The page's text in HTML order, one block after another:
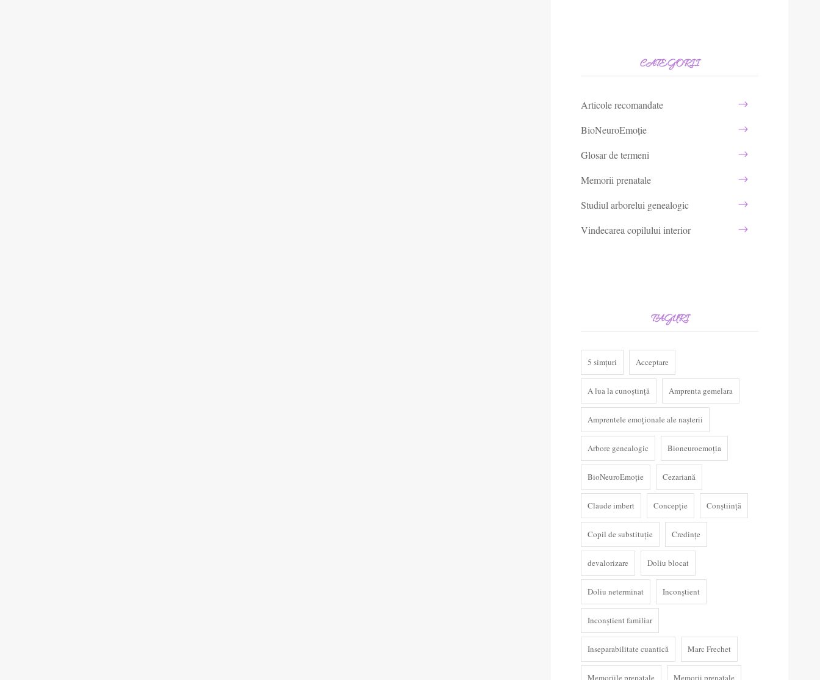
CATEGORII
Articole recomandate
BioNeuroEmoție
Glosar de termeni
Memorii prenatale
Studiul arborelui genealogic
Vindecarea copilului interior
TAGURI
5 simțuri Acceptare
A lua la cunoștință Amprenta gemelara
Amprentele emoționale ale nașterii
Arbore genealogic Bioneuroemoția
BioNeuroEmoție Cezariană
Claude imbert Concepție Conștiință
Copil de substituție Credințe
devalorizare Doliu blocat
Doliu neterminat Inconștient
Inconștient familiar
Inseparabilitate cuantică Marc Frechet